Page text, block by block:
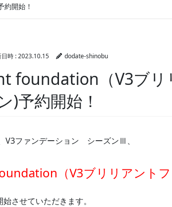
開始！
時 :2023.10.15 dodate-shinobu
foundation（V3ブリ
)予約開始！
V3ファンデーション シーズンⅢ、
（V3ブリリアントフ
させていただきます。